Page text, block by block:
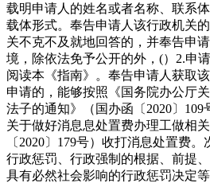
载明申请人的姓名或者名称、联系
载体形式。奉告申请人该行政机关
关不克不及就地回答的，并奉告申
境，除依法免予公开的外，(）2.申
阅读本《指南》。奉告申请人获取
申请的，能够按照《国务院办公厅
法子的通知》（国办函〔2020〕
关于做好消息息处置费办理工做相
〔2020〕179号）收打消息处置费
行政惩罚、行政强制的根据、前提
具有必然社会影响的行政惩罚决定